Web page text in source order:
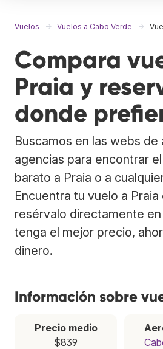
Vuelos Vuelos a Cabo Verde
Compara
Praia y
donde
Buscamos en las webs de
agencias para encontrar
barato a Praia o a
Encuentra tu vuelo a
resérvalo directamente
tenga el mejor precio,
dinero.
Información sobre
Precio medio
$839